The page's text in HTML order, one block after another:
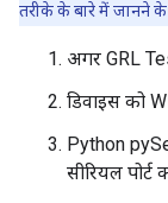
तरीके के बारे में जानने
अगर GRL
डिवाइस को
Python
सीरियल